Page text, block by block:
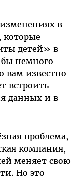
в
которые
детей» в
бы немного
вам известно
встроить
данных и в
проблема,
компания,
меняет свою
Но это